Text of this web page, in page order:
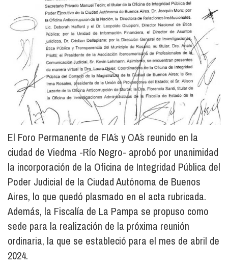
El Foro Permanente de FIA´s y OA´s reunido en la
ciudad de Viedma -Río Negro- aprobó por unanimidad
la incorporación de la Oficina de Integridad Pública del
Poder Judicial de la Ciudad Autónoma de Buenos
Aires, lo que quedó plasmado en el acta rubricada.
Además, la Fiscalía de La Pampa se propuso como
sede para la realización de la próxima reunión
ordinaria, la que se estableció para el mes de abril de
2024.